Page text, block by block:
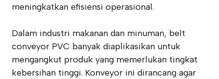
meningkatkan efisiensi operasional.
Dalam industri makanan dan minuman, belt
conveyor PVC banyak diaplikasikan untuk
mengangkut produk yang memerlukan tingkat
kebersihan tinggi. Konveyor ini dirancang agar